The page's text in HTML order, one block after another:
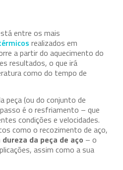
entre os mais
realizados em
a partir do aquecimento do
resultados, o que irá
como do tempo de
peça (ou do conjunto de
é o resfriamento – que
condições e velocidades.
como o recozimento de aço,
da peça de aço – o
assim como a sua